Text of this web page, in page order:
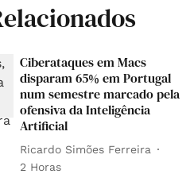
Ciberataques em Macs
disparam 65% em Portugal
num semestre marcado pela
ofensiva da Inteligência
Artificial
Ricardo Simões Ferreira
2 Horas